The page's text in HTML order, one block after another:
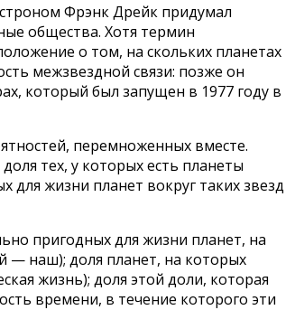
Фрэнк Дрейк придумал
общества. Хотя термин
о том, на скольких планетах
межзвездной связи: позже он
который был запущен в 1977 году в
перемноженных вместе.
тех, у которых есть планеты
для жизни планет вокруг таких звезд
пригодных для жизни планет, на
— наш); доля планет, на которых
жизнь); доля этой доли, которая
времени, в течение которого эти